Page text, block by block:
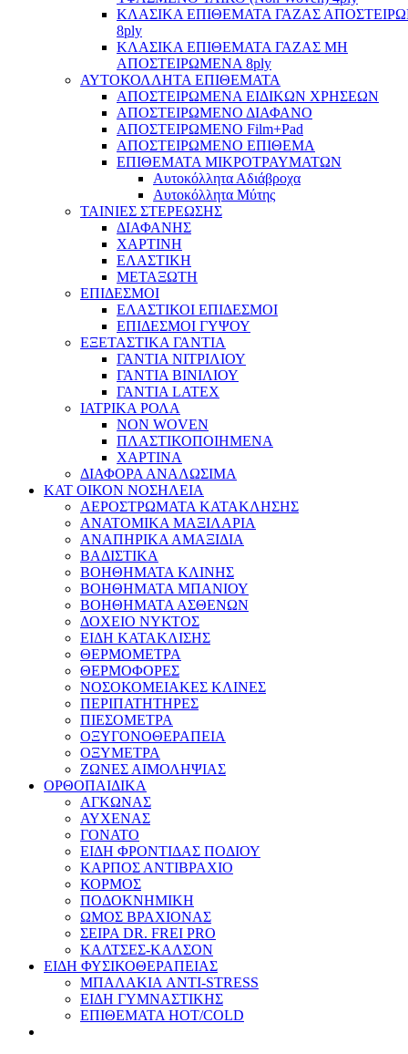
ΚΛΑΣΙΚΑ ΕΠΙΘΕΜΑΤΑ ΓΑΖΑΣ
8ply
ΚΛΑΣΙΚΑ ΕΠΙΘΕΜΑΤΑ ΓΑΖΑΣ ΜΗ
ΑΠΟΣΤΕΙΡΩΜΕΝΑ 8ply
ΑΥΤΟΚΟΛΛΗΤΑ ΕΠΙΘΕΜΑΤΑ
ΑΠΟΣΤΕΙΡΩΜΕΝΑ ΕΙΔΙΚΩΝ ΧΡΗΣΕΩΝ
ΑΠΟΣΤΕΙΡΩΜΕΝΟ ΔΙΑΦΑΝΟ
ΑΠΟΣΤΕΙΡΩΜΕΝΟ Film+Pad
ΑΠΟΣΤΕΙΡΩΜΕΝΟ ΕΠΙΘΕΜΑ
ΕΠΙΘΕΜΑΤΑ ΜΙΚΡΟΤΡΑΥΜΑΤΩΝ
Αυτοκόλλητα Αδιάβροχα
Αυτοκόλλητα Μύτης
ΤΑΙΝΙΕΣ ΣΤΕΡΕΩΣΗΣ
ΔΙΑΦΑΝΗΣ
ΧΑΡΤΙΝΗ
ΕΛΑΣΤΙΚΗ
ΜΕΤΑΞΩΤΗ
ΕΠΙΔΕΣΜΟΙ
ΕΛΑΣΤΙΚΟΙ ΕΠΙΔΕΣΜΟΙ
ΕΠΙΔΕΣΜΟΙ ΓΥΨΟΥ
ΕΞΕΤΑΣΤΙΚΑ ΓΑΝΤΙΑ
ΓΑΝΤΙΑ ΝΙΤΡΙΛΙΟΥ
ΓΑΝΤΙΑ ΒΙΝΙΛΙΟΥ
ΓΑΝΤΙΑ LATEX
ΙΑΤΡΙΚΑ ΡΟΛΑ
NON WOVEN
ΠΛΑΣΤΙΚΟΠΟΙΗΜΕΝΑ
ΧΑΡΤΙΝΑ
ΔΙΑΦΟΡΑ ΑΝΑΛΩΣΙΜΑ
ΚΑΤ ΟΙΚΟΝ ΝΟΣΗΛΕΙΑ
ΑΕΡΟΣΤΡΩΜΑΤΑ ΚΑΤΑΚΛΗΣΗΣ
ΑΝΑΤΟΜΙΚΑ ΜΑΞΙΛΑΡΙΑ
ΑΝΑΠΗΡΙΚΑ ΑΜΑΞΙΔΙΑ
ΒΑΔΙΣΤΙΚΑ
ΒΟΗΘΗΜΑΤΑ ΚΛΙΝΗΣ
ΒΟΗΘΗΜΑΤΑ ΜΠΑΝΙΟΥ
ΒΟΗΘΗΜΑΤΑ ΑΣΘΕΝΩΝ
ΔΟΧΕΙΟ ΝΥΚΤΟΣ
ΕΙΔΗ ΚΑΤΑΚΛΙΣΗΣ
ΘΕΡΜΟΜΕΤΡΑ
ΘΕΡΜΟΦΟΡΕΣ
ΝΟΣΟΚΟΜΕΙΑΚΕΣ ΚΛΙΝΕΣ
ΠΕΡΙΠΑΤΗΤΗΡΕΣ
ΠΙΕΣΟΜΕΤΡΑ
ΟΞΥΓΟΝΟΘΕΡΑΠΕΙΑ
ΟΞΥΜΕΤΡΑ
ΖΩΝΕΣ ΑΙΜΟΛΗΨΙΑΣ
ΟΡΘΟΠΑΙΔΙΚΑ
ΑΓΚΩΝΑΣ
ΑΥΧΕΝΑΣ
ΓΟΝΑΤΟ
ΕΙΔΗ ΦΡΟΝΤΙΔΑΣ ΠΟΔΙΟΥ
ΚΑΡΠΟΣ ΑΝΤΙΒΡΑΧΙΟ
ΚΟΡΜΟΣ
ΠΟΔΟΚΝΗΜΙΚΗ
ΩΜΟΣ ΒΡΑΧΙΟΝΑΣ
ΣΕΙΡΑ DR. FREI PRO
ΚΑΛΤΣΕΣ-ΚΑΛΣΟΝ
ΕΙΔΗ ΦΥΣΙΚΟΘΕΡΑΠΕΙΑΣ
ΜΠΑΛΑΚΙΑ ANTI-STRESS
ΕΙΔΗ ΓΥΜΝΑΣΤΙΚΗΣ
ΕΠΙΘΕΜΑΤΑ HOT/COLD